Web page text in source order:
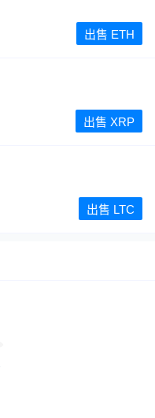
出售 ETH
出售 XRP
出售 LTC